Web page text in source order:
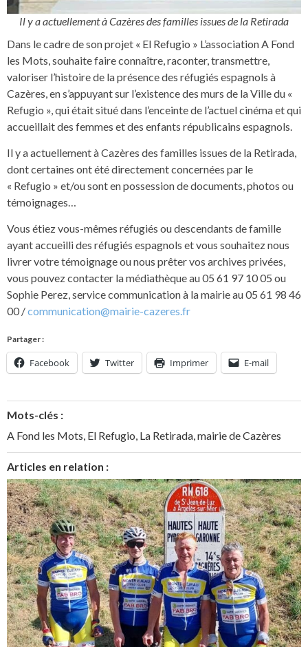
Il y a actuellement à Cazères des familles issues de la Retirada
Dans le cadre de son projet « El Refugio » L’association A Fond
les Mots, souhaite faire connaître, raconter, transmettre,
valoriser l’histoire de la présence des réfugiés espagnols à
Cazères, en s’appuyant sur l’existence des murs de la Ville du «
Refugio », qui était situé dans l’enceinte de l’actuel cinéma et qui
accueillait des femmes et des enfants républicains espagnols.
Il y a actuellement à Cazères des familles issues de la Retirada,
dont certaines ont été directement concernées par le
« Refugio » et/ou sont en possession de documents, photos ou
témoignages…
Vous étiez vous-mêmes réfugiés ou descendants de famille
ayant accueilli des réfugiés espagnols et vous souhaitez nous
livrer votre témoignage ou nous prêter vos archives privées,
vous pouvez contacter la médiathèque au 05 61 97 10 05 ou
Sophie Perez, service communication à la mairie au 05 61 98 46
00 /communication@mairie-cazeres.fr
Partager :
Facebook Twitter Imprimer E-mail
Mots-clés :
A Fond les Mots, El Refugio, La Retirada,mairie de Cazères
Articles en relation :